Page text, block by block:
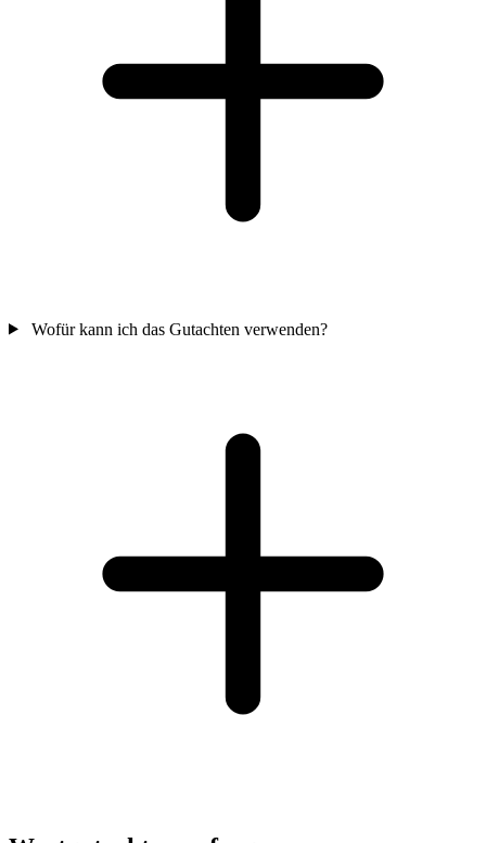
Wofür kann ich das Gutachten verwenden?